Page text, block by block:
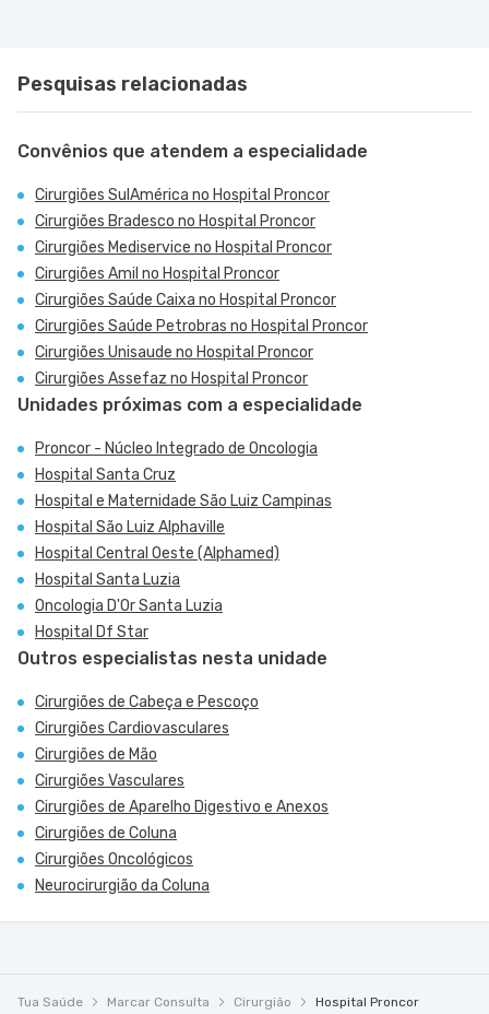
Pesquisas relacionadas
Convênios que atendem a especialidade
Cirurgiões SulAmérica no Hospital Proncor
Cirurgiões Bradesco no Hospital Proncor
Cirurgiões Mediservice no Hospital Proncor
Cirurgiões Amil no Hospital Proncor
Cirurgiões Saúde Caixa no Hospital Proncor
Cirurgiões Saúde Petrobras no Hospital Proncor
Cirurgiões Unisaude no Hospital Proncor
Cirurgiões Assefaz no Hospital Proncor
Unidades próximas com a especialidade
Proncor - Núcleo Integrado de Oncologia
Hospital Santa Cruz
Hospital e Maternidade São Luiz Campinas
Hospital São Luiz Alphaville
Hospital Central Oeste (Alphamed)
Hospital Santa Luzia
Oncologia D'Or Santa Luzia
Hospital Df Star
Outros especialistas nesta unidade
Cirurgiões de Cabeça e Pescoço
Cirurgiões Cardiovasculares
Cirurgiões de Mão
Cirurgiões Vasculares
Cirurgiões de Aparelho Digestivo e Anexos
Cirurgiões de Coluna
Cirurgiões Oncológicos
Neurocirurgião da Coluna
Tua Saúde Marcar Consulta Cirurgião Hospital Proncor